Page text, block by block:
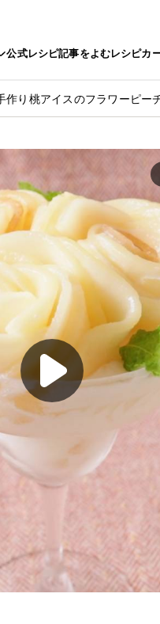
公式レシピ記事をよむレシピカ
作り桃アイスのフラワーピー